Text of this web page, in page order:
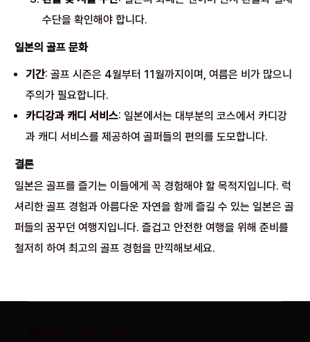
수단을 확인해야 합니다.
일본의 골프 문화
기간: 골프 시즌은 4월부터 11월까지이며, 여름은 비가 많으니
주의가 필요합니다.
카디강과 캐디 서비스: 일본에서는 대부분의 코스에서 카디강
과 캐디 서비스를 제공하여 골퍼들의 편의를 도모합니다.
결론
일본은 골프를 즐기는 이들에게 꼭 경험해야 할 목적지입니다. 럭
셔리한 골프 경험과 아름다운 자연을 함께 즐길 수 있는 일본은 골
퍼들의 꿈꾸던 여행지입니다. 즐겁고 안전한 여행을 위해 준비를
철저히 하여 최고의 골프 경험을 만끽해보세요.